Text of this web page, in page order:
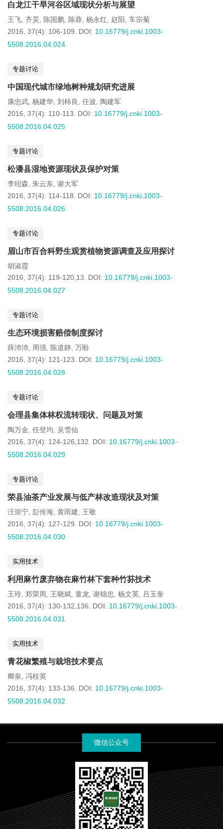
白龙江干旱河谷区域现状分析与展望
王飞, 齐昊, 陈国鹏, 陈蓉, 杨永红, 赵阳, 车宗菊
2016, 37(4): 106-109.
DOI: 10.16779/j.cnki.1003-
5508.2016.04.024
专题讨论
中国现代城市绿地树种规划研究进展
康忠武, 杨建华, 刘柿良 , 任波, 陶建军
2016, 37(4): 110-113.
DOI: 10.16779/j.cnki.1003-
5508.2016.04.025
专题讨论
松潘县湿地资源现状及保护对策
李绍森, 朱云东, 谢大军
2016, 37(4): 114-118.
DOI: 10.16779/j.cnki.1003-
5508.2016.04.026
专题讨论
眉山市百合科野生观赏植物资源调查及应用探讨
胡淑霞
2016, 37(4): 119-120,13.
DOI: 10.16779/j.cnki.1003-
5508.2016.04.027
专题讨论
生态环境损害赔偿制度探讨
薛沛沛, 周强, 陈道静, 万盼
2016, 37(4): 121-123.
DOI: 10.16779/j.cnki.1003-
5508.2016.04.028
专题讨论
会理县集体林权流转现状、问题及对策
陶万金, 任登均, 吴雪仙
2016, 37(4): 124-126,132.
DOI: 10.16779/j.cnki.1003-
5508.2016.04.029
专题讨论
荣县油茶产业发展与低产林改造现状及对策
汪崇宁, 彭传海, 黄雨建, 王敬
2016, 37(4): 127-129.
DOI: 10.16779/j.cnki.1003-
5508.2016.04.030
实用技术
利用麻竹废弃物在麻竹林下套种竹荪技术
王玲, 郑荣周 , 王晓斌, 童龙, 谢锦忠 , 杨文英, 吕玉奎
2016, 37(4): 130-132,136.
DOI: 10.16779/j.cnki.1003-
5508.2016.04.031
实用技术
青花椒繁殖与栽培技术要点
卿泉 , 冯桂英
2016, 37(4): 133-136.
DOI: 10.16779/j.cnki.1003-
5508.2016.04.032
微信公众号